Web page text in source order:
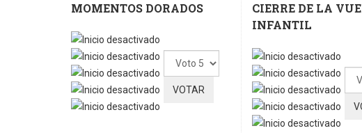
MOMENTOS DORADOS
Por
favor,
vote
CIERRE DE LA
INFANTIL
Por